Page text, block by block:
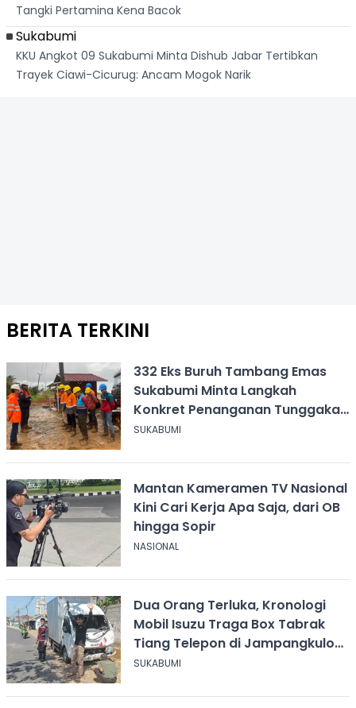
Tangki Pertamina Kena Bacok
Sukabumi
KKU Angkot 09 Sukabumi Minta Dishub Jabar Tertibkan
Trayek Ciawi-Cicurug: Ancam Mogok Narik
BERITA TERKINI
332 Eks Buruh Tambang Emas
Sukabumi Minta Langkah
Konkret Penanganan Tunggakan
Gaji Rp8,4 Miliar
SUKABUMI
Mantan Kameramen TV Nasional
Kini Cari Kerja Apa Saja, dari OB
hingga Sopir
NASIONAL
Dua Orang Terluka, Kronologi
Mobil Isuzu Traga Box Tabrak
Tiang Telepon di Jampangkulon
Sukabumi
SUKABUMI